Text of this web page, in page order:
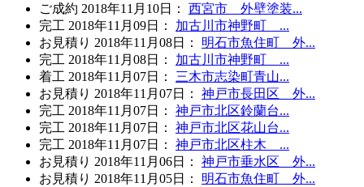
ご成約 2018年11月10日 ：
西宮市 外壁塗装...
完工 2018年11月09日 ：
加古川市神野町 ...
お見積り 2018年11月08日 ：
明石市魚住町 外...
完工 2018年11月08日 ：
加古川市神野町 ...
着工 2018年11月07日 ：
三木市志染町青山...
お見積り 2018年11月07日 ：
神戸市長田区 外...
完工 2018年11月07日 ：
神戸市北区鈴蘭台...
完工 2018年11月07日 ：
神戸市北区花山台...
完工 2018年11月07日 ：
神戸市北区柱木 ...
お見積り 2018年11月06日 ：
神戸市垂水区 外...
お見積り 2018年11月05日 ：
明石市魚住町 外...